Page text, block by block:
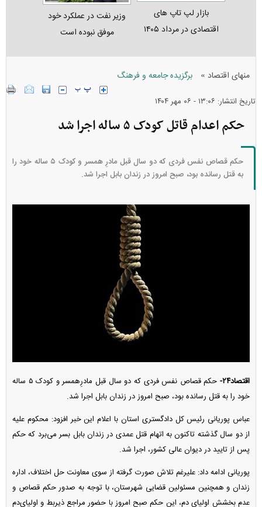
بازار لپ‌ تاپ‌ های
اقتصادی در مرداد ۱۴۰۵
وزیر نفت در عملکرد خود
موفق نبوده است
منهای اقتصاد » برگزیده جامعه و فرهنگ
تاریخ انتشار: ۱۳:۰۶ - ۰۶ مهر ۱۴۰۴
حکم اعدام قاتل کودک ۵ ساله اجرا شد
حکم قصاص نفس فردی که دو سال قبل مادرِ همسر و کودک ۵ ساله خود را
به قتل رسانده بود، صبح امروز در زندان بابل اجرا شد.
اقتصاد۲۴-
حکم قصاص نفس فردی که دو سال قبل مادرِهمسر و کودک ۵ ساله
خود را به قتل رسانده بود، صبح امروز در زندان بابل اجرا شد.
عباس پوریانی رئیس کل دادگستری استان با اعلام این خبر افزود: محکوم علیه
از دو سال گذشته تاکنون به اتهام قتل عمدی در زندان بابل بسر می‌برد که حکم
پس از تایید در دیوان عالی کشور، اجرا شد.
پوریانی ادامه داد: علیرغم تلاش صورت گرفته از سوی معاونت حل اختلاف، اداره
زندان و همچنین مسئولین قضایی شهرستان، با توجه به صدور حکم قصاص و
عدم بخشش اولیای دم، این حکم صبح امروز با حضور مراجع ذیربط و اولیای‌دم